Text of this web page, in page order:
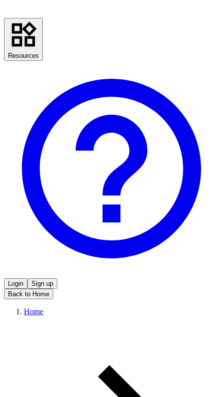
Resources
Login
Sign up
Back to Home
Home